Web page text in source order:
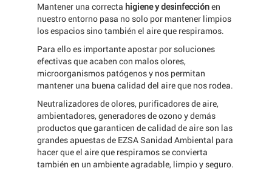
Mantener una correcta higiene y desinfecciónen
nuestro entorno pasa no solo por mantener limpios
los espacios sino también el aire que respiramos.
Para ello es importante apostar por soluciones
efectivas que acaben con malos olores,
microorganismos patógenos y nos permitan
mantener una buena calidad del aire que nos rodea.
Neutralizadores de olores, purificadores de aire,
ambientadores, generadores de ozono y demás
productos que garanticen de calidad de aire son las
grandes apuestas de EZSA Sanidad Ambiental para
hacer que el aire que respiramos se convierta
también en un ambiente agradable, limpio y seguro.